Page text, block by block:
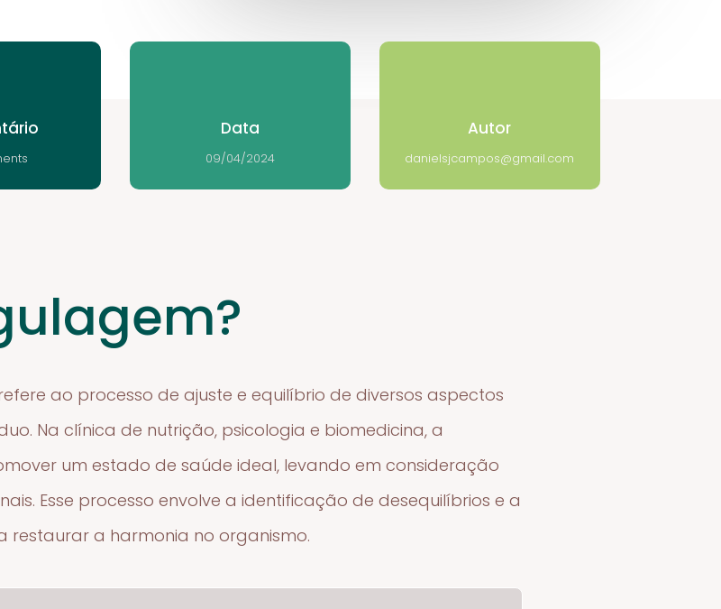
Data
09/04/2024
Autor
danielsjcampos@gmail.com
ao processo de ajuste e equilíbrio de diversos aspectos
Na clínica de nutrição, psicologia e biomedicina, a
um estado de saúde ideal, levando em consideração
Esse processo envolve a identificação de desequilíbrios e a
a harmonia no organismo.